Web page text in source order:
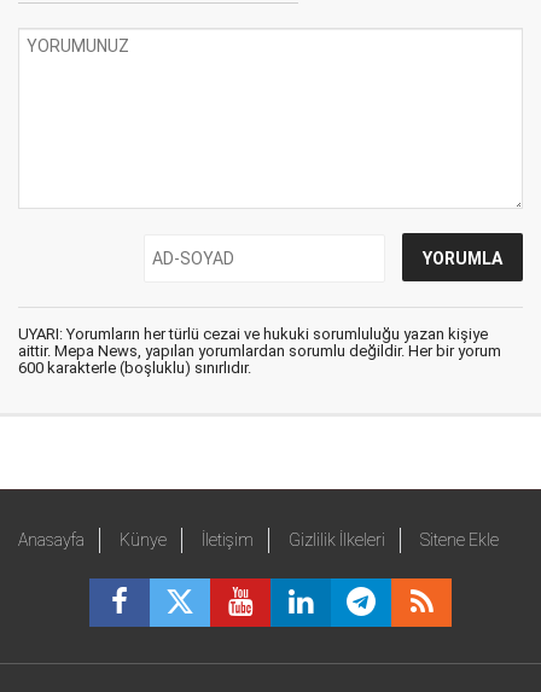
UYARI: Yorumların her türlü cezai ve hukuki sorumluluğu yazan kişiye
aittir. Mepa News, yapılan yorumlardan sorumlu değildir. Her bir yorum
600 karakterle (boşluklu) sınırlıdır.
Anasayfa Künye İletişim Gizlilik İlkeleri Sitene Ekle